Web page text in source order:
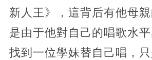
新人王》，這背后有他母
是由于他對自己的唱歌水平
找到一位學妹替自己唱，